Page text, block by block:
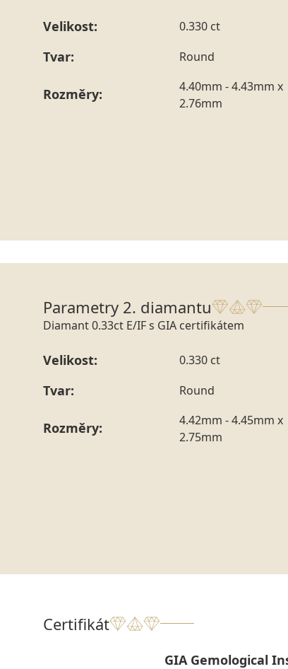
Velikost: 0.330 ct
Tvar: Round
Rozměry:
4.40mm - 4.43mm x
2.76mm
Parametry 2. diamantu
Diamant 0.33ct E/IF s GIA certifikátem
Velikost: 0.330 ct
Tvar: Round
Rozměry:
4.42mm - 4.45mm x
2.75mm
Certifikát
GIA Gemological